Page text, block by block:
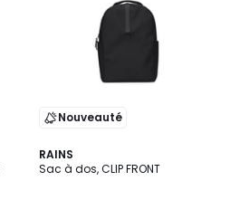
Nouveauté
RAINS
Sac à dos, CLIP FRONT
2
Couleurs